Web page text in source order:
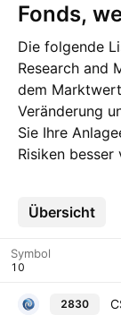
Fonds,
Die folgende
Research and
dem
Veränderung
Sie Ihre
Risiken besser
Übersicht
Mehr
Symbol
2830